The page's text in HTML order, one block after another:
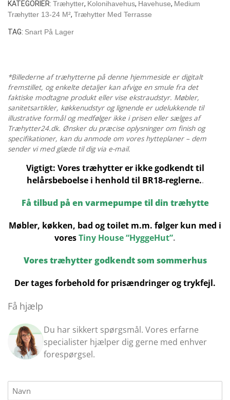
7
X
4
70
MM
antal
KATEGORIER: Træhytter, Kolonihavehus, Havehuse, Medium
Træhytter 13-24 M², Træhytter Med Terrasse
TAG: Snart På Lager
*Billederne af træhytterne på denne hjemmeside er digitalt
fremstillet, og enkelte detaljer kan afvige en smule fra det
faktiske modtagne produkt eller vise ekstraudstyr. Møbler,
sanitetsartikler, køkkenudstyr og lignende er udelukkende til
illustrative formål og medfølger ikke i prisen eller sælges af
Træhytter24.dk. Ønsker du præcise oplysninger om finish og
specifikationer, kan du anmode om vores hytteplaner – dem
sender vi med glæde til dig via e-mail.
Vigtigt: Vores træhytter er ikke godkendt til
helårsbeboelse i henhold til BR18-reglerne..
Få tilbud på en varmepumpe til din træhytte
Møbler, køkken, bad og toilet m.m. følger kun med i
voresTiny House “HyggeHut”.
Vores træhytter godkendt som sommerhus
Der tages forbehold for prisændringer og trykfejl.
Få hjælp
Du har sikkert spørgsmål. Vores erfarne
specialister hjælper dig gerne med enhver
forespørgsel.
Name